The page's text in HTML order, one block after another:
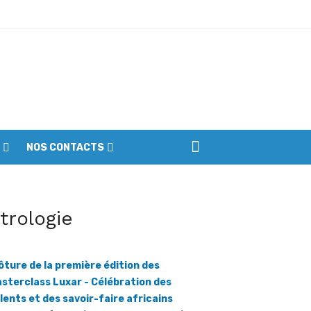
du parc
NOS CONTACTS
de la première édition des
et des savoir-faire africains
Luxar (Luxembourg in Africa) est
plateforme consacrée à la promotion du